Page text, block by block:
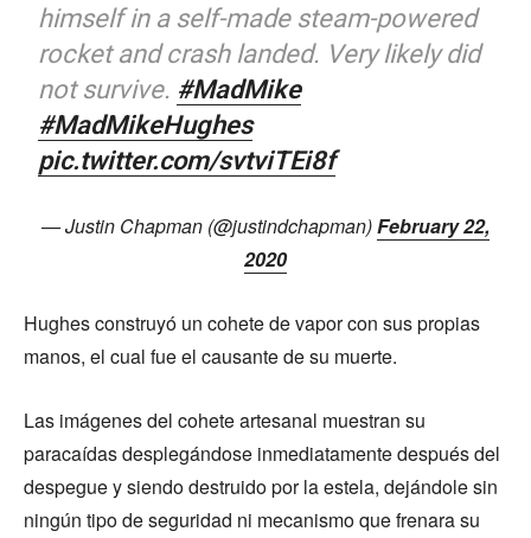
himself in a self-made steam-powered
rocket and crash landed. Very likely did
not survive. #MadMike
#MadMikeHughes
pic.twitter.com/svtviTEi8f
— Justin Chapman (@justindchapman)February 22,
2020
Hughes construyó un cohete de vapor con sus propias
manos, el cual fue el causante de su muerte.
Las imágenes del cohete artesanal muestran su
paracaídas desplegándose inmediatamente después del
despegue y siendo destruido por la estela, dejándole sin
ningún tipo de seguridad ni mecanismo que frenara su